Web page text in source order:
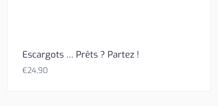
Escargots … Prêts ? Partez !
€24,90